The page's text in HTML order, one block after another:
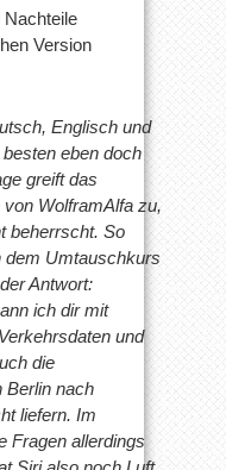
Nachteile
Version
Englisch und
eben doch
greift das
WolframAlfa zu,
beherrscht. So
dem Umtauschkurs
Antwort:
ich dir mit
und
die
Berlin nach
liefern. Im
Fragen allerdings